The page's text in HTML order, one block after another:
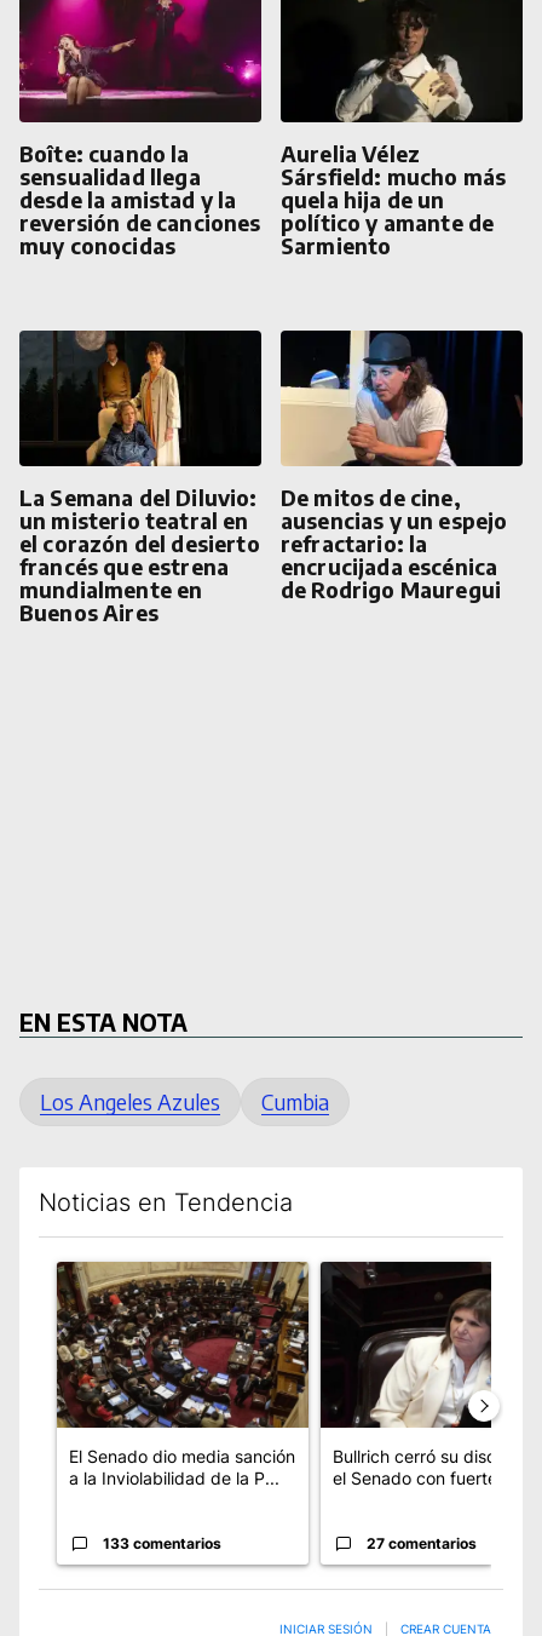
Boîte: cuando la
sensualidad llega
desde la amistad y la
reversión de canciones
muy conocidas
Aurelia Vélez
Sársfield: mucho más
quela hija de un
político y amante de
Sarmiento
La Semana del Diluvio:
un misterio teatral en
el corazón del desierto
francés que estrena
mundialmente en
Buenos Aires
De mitos de cine,
ausencias y un espejo
refractario: la
encrucijada escénica
de Rodrigo Mauregui
EN ESTA NOTA
Los Angeles Azules Cumbia
Noticias en Tendencia
Un artículo de tendencia con el título "El Senado dio media
El Senado dio media sanción
a la Inviolabilidad de la P...
133 comentarios
Un artículo de tendencia
Bullrich cerró su discurso
el Senado con fuertes
27 comentarios
INICIAR SESIÓN CREAR CUENTA